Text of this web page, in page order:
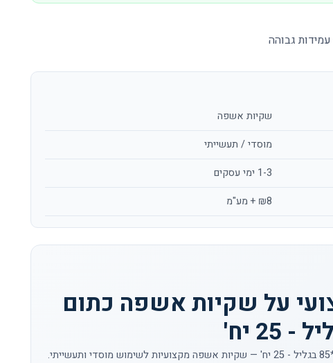
גבוהה
שקיות אשפה
מוסדי / תעשייתי
1-3 ימי עסקים
₪8 + מע"מ
על שקיות אשפה כתום
שקיות אשפה כתום 75*85 בגליל - 25 יח' — שקיות אשפה מקצועיות לשימוש מוסדי ותעשייתי.